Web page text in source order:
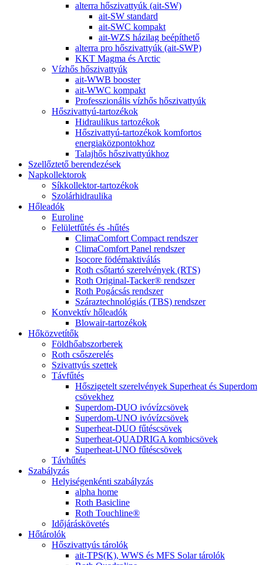
alterra hőszivattyúk (ait-SW)
ait-SW standard
ait-SWC kompakt
ait-WZS házilag beépíthető
alterra pro hőszivattyúk (ait-SWP)
KKT Magma és Arctic
Vízhős hőszivattyúk
ait-WWB booster
ait-WWC kompakt
Professzionális vízhős hőszivattyúk
Hőszivattyú-tartozékok
Hidraulikus tartozékok
Hőszivattyú-tartozékok komfortos
energiaközpontokhoz
Talajhős hőszivattyúkhoz
Szellőztető berendezések
Napkollektorok
Síkkollektor-tartozékok
Szolárhidraulika
Hőleadók
Euroline
Felületfűtés és -hűtés
ClimaComfort Compact rendszer
ClimaComfort Panel rendszer
Isocore födémaktiválás
Roth csőtartó szerelvények (RTS)
Roth Original-Tacker® rendszer
Roth Pogácsás rendszer
Száraztechnológiás (TBS) rendszer
Konvektív hőleadók
Blowair-tartozékok
Hőközvetítők
Földhőabszorberek
Roth csőszerelés
Szivattyús szettek
Távfűtés
Hőszigetelt szerelvények Superheat és Superdom
csövekhez
Superdom-DUO ivóvízcsövek
Superdom-UNO ivóvízcsövek
Superheat-DUO fűtéscsövek
Superheat-QUADRIGA kombicsövek
Superheat-UNO fűtéscsövek
Távhűtés
Szabályzás
Helyiségenkénti szabályzás
alpha home
Roth Basicline
Roth Touchline®
Időjáráskövetés
Hőtárolók
Hőszivattyús tárolók
ait-TPS(K), WWS és MFS Solar tárolók